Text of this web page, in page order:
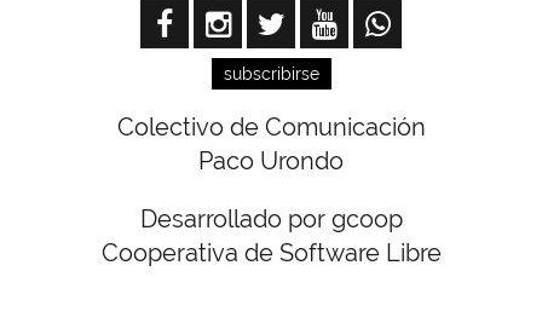
subscribirse
Colectivo de Comunicación
Paco Urondo
Desarrollado por gcoop
Cooperativa de Software Libre